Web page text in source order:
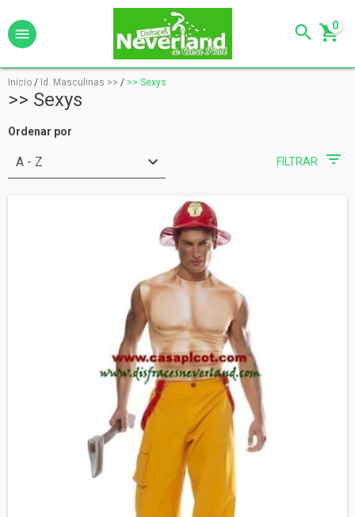
0
Inicio / Id. Masculinas >> / >> Sexys
>> Sexys
Ordenar por
FILTRAR